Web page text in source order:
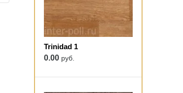
Trinidad 1
0.00 руб.